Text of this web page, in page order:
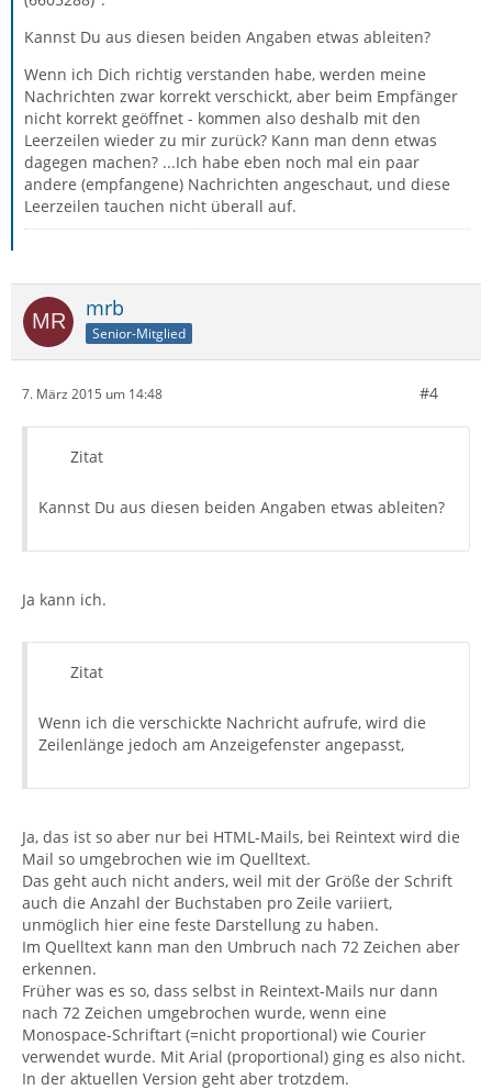
Kannst Du aus diesen beiden Angaben etwas ableiten?
Wenn ich Dich richtig verstanden habe, werden meine
Nachrichten zwar korrekt verschickt, aber beim Empfänger
nicht korrekt geöffnet - kommen also deshalb mit den
Leerzeilen wieder zu mir zurück? Kann man denn etwas
dagegen machen? ...Ich habe eben noch mal ein paar
andere (empfangene) Nachrichten angeschaut, und diese
Leerzeilen tauchen nicht überall auf.
mrb
Senior-Mitglied
7. März 2015 um 14:48 #4
Zitat
Kannst Du aus diesen beiden Angaben etwas ableiten?
Ja kann ich.
Zitat
Wenn ich die verschickte Nachricht aufrufe, wird die
Zeilenlänge jedoch am Anzeigefenster angepasst,
Ja, das ist so aber nur bei HTML-Mails, bei Reintext wird die
Mail so umgebrochen wie im Quelltext.
Das geht auch nicht anders, weil mit der Größe der Schrift
auch die Anzahl der Buchstaben pro Zeile variiert,
unmöglich hier eine feste Darstellung zu haben.
Im Quelltext kann man den Umbruch nach 72 Zeichen aber
erkennen.
Früher was es so, dass selbst in Reintext-Mails nur dann
nach 72 Zeichen umgebrochen wurde, wenn eine
Monospace-Schriftart (=nicht proportional) wie Courier
verwendet wurde. Mit Arial (proportional) ging es also nicht.
In der aktuellen Version geht aber trotzdem.